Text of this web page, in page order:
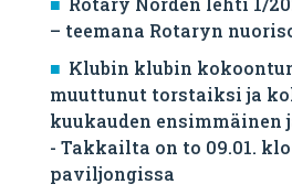
– teemana Rotaryn
Klubin klubin
muuttunut torstaiksi ja
kuukauden ensimmäinen
- Takkailta on to 09.01.
paviljongissa